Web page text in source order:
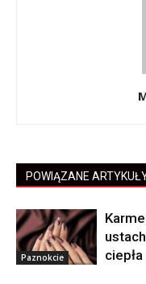
POWIĄZANE
Paznokcie